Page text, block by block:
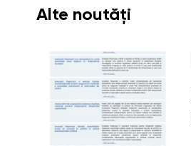
Alte noutăți